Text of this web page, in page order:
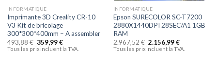
INFORMATIQUE
Imprimante 3D Creality CR-10
V3 Kit de bricolage
300*300*400mm – A assembler
493,88€ 359,99€
Tous les prix incluent la TVA.
INFORMATIQUE
Epson SURECOLOR SC-T7200
2880X1440DPI 28SEC/A1 1GB
RAM
2.967,52€ 2.156,99€
Tous les prix incluent la TVA.